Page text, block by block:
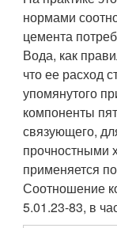
нормами
цемента
Вода, как
что ее расход
упомянутого
компоненты
связующего,
прочностными
применяется
Соотношение
5.01.23-83, в